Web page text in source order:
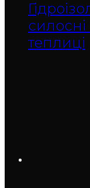
теплиці